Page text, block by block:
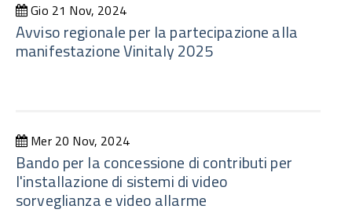
Gio 21 Nov, 2024
Avviso regionale per la partecipazione alla
manifestazione Vinitaly 2025
Mer 20 Nov, 2024
Bando per la concessione di contributi per
l'installazione di sistemi di video
sorveglianza e video allarme